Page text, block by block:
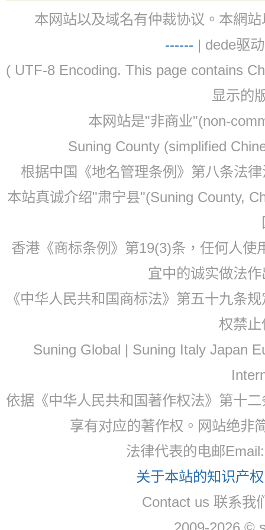
本网站以及域名有仲裁协议。本網
------ | dede驱
( UTF-8 Encoding. This page contains
显示的
本网站是"非商业"(non-
Suning County (simplified
根据中国《地名管理条例》第八条法
本站真诚介绍"肃宁县"(Suning County,
香港《商标条例》第19(3)条，任何人
宜中的诚实做法
《中华人民共和国商标法》第五十九条
权禁
Suning Global | Suning Italy Japan
依据《中华人民共和国著作权法》第十
享有对应的著作权。网站绝非
法律代表的电邮
关于本站的知识产
Contact us 联系我